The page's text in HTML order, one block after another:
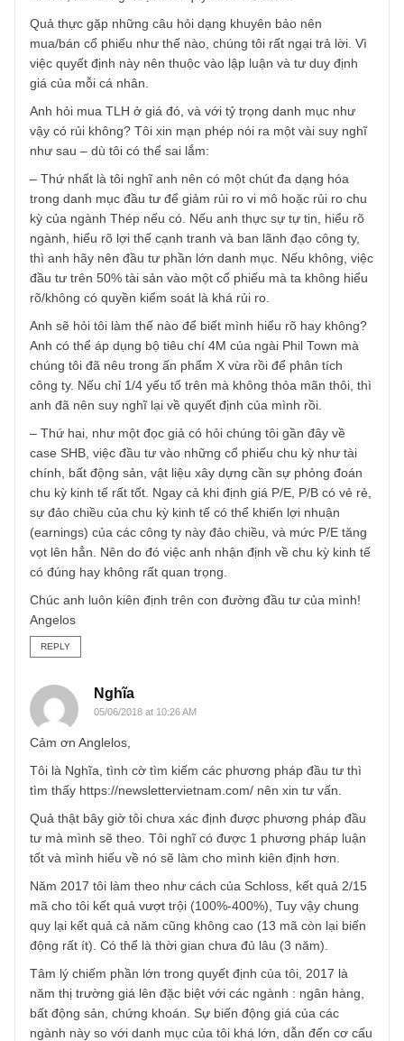
TGN_Angelos
03/06/2018 at 5:00 PM
Hi anh, rất mong được biết quý danh của anh.
Quả thực gặp những câu hỏi dạng khuyên bảo nên
mua/bán cổ phiếu như thế nào, chúng tôi rất ngại trả lời.
việc quyết định này nên thuộc vào lập luận và tư duy định
giá của mỗi cá nhân.
Anh hỏi mua TLH ở giá đó, và với tỷ trọng danh mục như
vậy có rủi không? Tôi xin mạn phép nói ra một vài suy
như sau – dù tôi có thể sai lắm:
– Thứ nhất là tôi nghĩ anh nên có một chút đa dạng hóa
trong danh mục đầu tư để giảm rủi ro vi mô hoặc rủi ro
kỳ của ngành Thép nếu có. Nếu anh thực sự tự tin, hiểu
thì anh hãy nên đầu tư phần lớn danh mục. Nếu không,
đầu tư trên 50% tài sản vào một cổ phiếu mà ta không
rõ/không có quyền kiểm soát là khá rủi ro.
Anh sẽ hỏi tôi làm thế nào để biết mình hiểu rõ hay
Anh có thể áp dụng bộ tiêu chí 4M của ngài Phil Town mà
chúng tôi đã nêu trong ấn phẩm X vừa rồi để phân tích
công ty. Nếu chỉ 1/4 yếu tố trên mà không thỏa mãn thôi,
anh đã nên suy nghĩ lại về quyết định của mình rồi.
– Thứ hai, như một đọc giả có hỏi chúng tôi gần đây về
case SHB, việc đầu tư vào những cổ phiếu chu kỳ như tài
chu kỳ kinh tế rất tốt. Ngay cả khi định giá P/E, P/B có vẻ
sự đảo chiều của chu kỳ kinh tế có thể khiến lợi nhuận
(earnings) của các công ty này đảo chiều, và mức P/E
vọt lên hẳn. Nên do đó việc anh nhận định về chu kỳ kinh
có đúng hay không rất quan trọng.
Chúc anh luôn kiên định trên con đường đầu tư của mình!
Angelos
Nghĩa
05/06/2018 at 10:26 AM
Cảm ơn Anglelos,
Tôi là Nghĩa, tình cờ tìm kiếm các phương pháp đầu tư thì
tìm thấy https://newslettervietnam.com/ nên xin tư vấn.